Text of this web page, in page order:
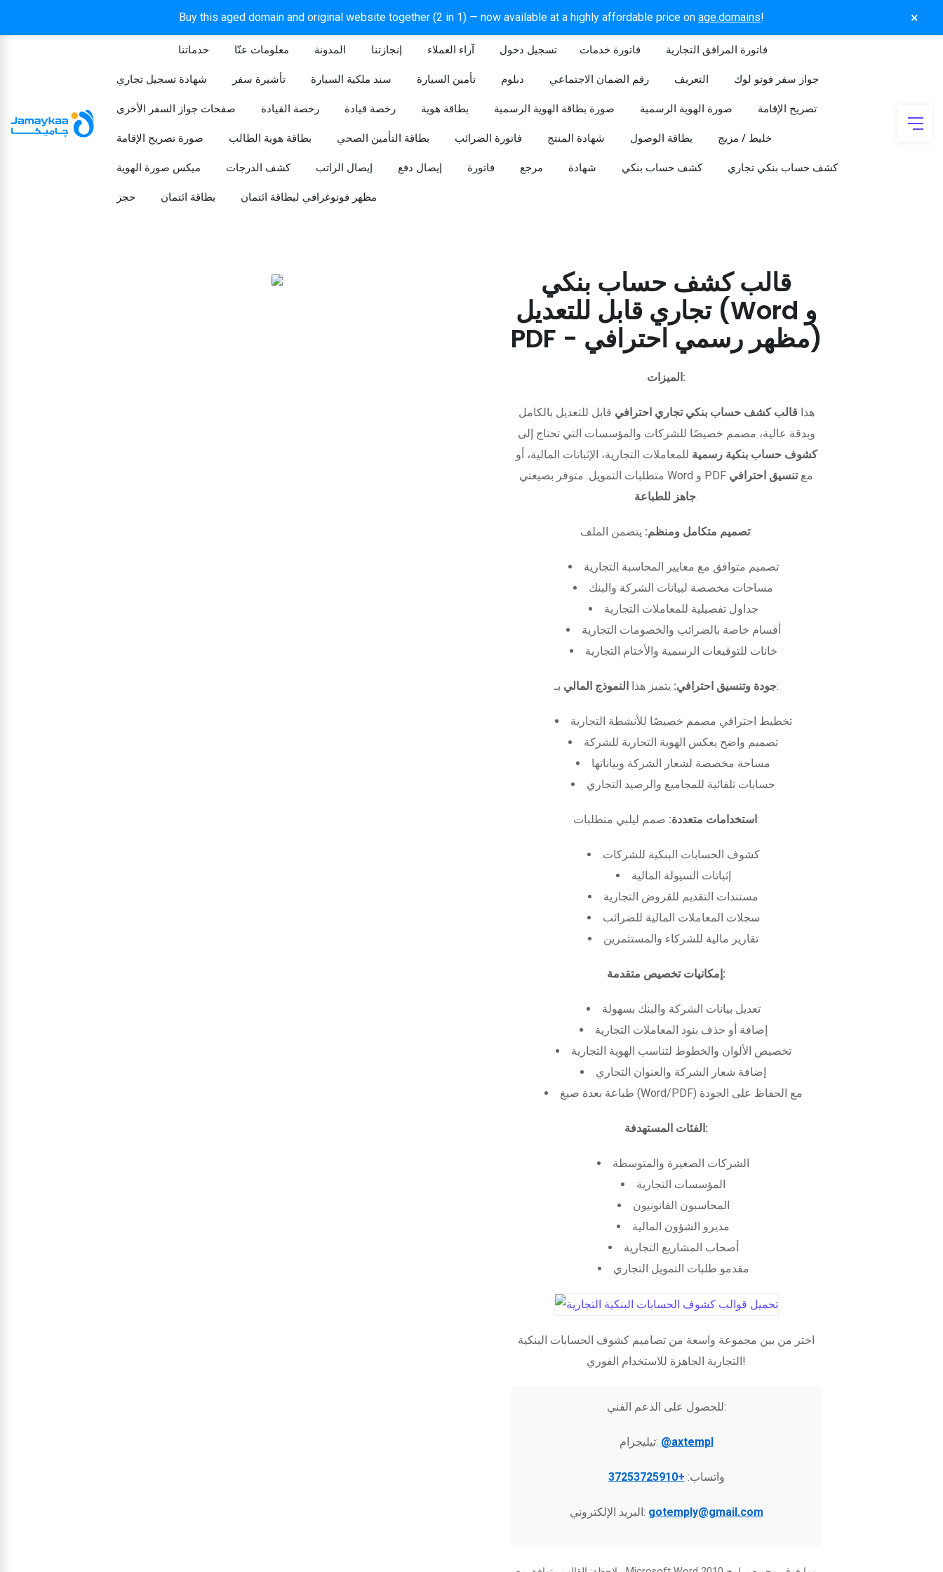
Buy this aged domain and original website together (2 in 1) — now available at a highly affordable price on age.domains! ×
خدماتنا معلومات عنّا المدونة إنجازتنا آراء العملاء تسجيل دخول​ فاتورة خدمات فاتورة المرافق التجارية
شهادة تسجيل تجاري تأشيرة سفر سند ملكية السيارة تأمين السيارة دبلوم رقم الضمان الاجتماعي التعريف جواز سفر فوتو لوك
صفحات جواز السفر الأخرى رخصة القيادة رخصة قيادة بطاقة هوية صورة بطاقة الهوية الرسمية صورة الهوية الرسمية تصريح الإقامة
صورة تصريح الإقامة بطاقة هوية الطالب بطاقة التأمين الصحي فاتورة الضرائب شهادة المنتج بطاقة الوصول خليط / مزيج
ميكس صورة الهوية كشف الدرجات إيصال الراتب إيصال دفع فاتورة مرجع شهادة كشف حساب بنكي كشف حساب بنكي تجاري
حجز بطاقة ائتمان مظهر فوتوغرافي لبطاقة ائتمان
قالب كشف حساب بنكي
تجاري قابل للتعديل (Word و
PDF - مظهر رسمي احترافي)
الميزات:
هذا قالب كشف حساب بنكي تجاري احترافي قابل للتعديل بالكامل
وبدقة عالية، مصمم خصيصًا للشركات والمؤسسات التي تحتاج إلى
كشوف حساب بنكية رسمية للمعاملات التجارية، الإثباتات المالية، أو
متطلبات التمويل. متوفر بصيغتي Word و PDF معتنسيق احترافي
جاهز للطباعة.
تصميم متكامل ومنظم:يتضمن الملف:
تصميم متوافق مع معايير المحاسبة التجارية
مساحات مخصصة لبيانات الشركة والبنك
جداول تفصيلية للمعاملات التجارية
أقسام خاصة بالضرائب والخصومات التجارية
خانات للتوقيعات الرسمية والأختام التجارية
جودة وتنسيق احترافي: يتميز هذا النموذج المالي بـ:
تخطيط احترافي مصمم خصيصًا للأنشطة التجارية
تصميم واضح يعكس الهوية التجارية للشركة
مساحة مخصصة لشعار الشركة وبياناتها
حسابات تلقائية للمجاميع والرصيد التجاري
استخدامات متعددة:صمم ليلبي متطلبات:
كشوف الحسابات البنكية للشركات
إثباتات السيولة المالية
مستندات التقديم للقروض التجارية
سجلات المعاملات المالية للضرائب
تقارير مالية للشركاء والمستثمرين
إمكانيات تخصيص متقدمة:
تعديل بيانات الشركة والبنك بسهولة
إضافة أو حذف بنود المعاملات التجارية
تخصيص الألوان والخطوط لتناسب الهوية التجارية
إضافة شعار الشركة والعنوان التجاري
طباعة بعدة صيغ (Word/PDF) مع الحفاظ على الجودة
الفئات المستهدفة:
الشركات الصغيرة والمتوسطة
المؤسسات التجارية
المحاسبون القانونيون
مديرو الشؤون المالية
أصحاب المشاريع التجارية
مقدمو طلبات التمويل التجاري
اختر من بين مجموعة واسعة من تصاميم كشوف الحسابات البنكية
التجارية الجاهزة للاستخدام الفوري!
للحصول على الدعم الفني:
تيليجرام: @axtempl
واتساب: +37253725910
البريد الإلكتروني: gotemply@gmail.com